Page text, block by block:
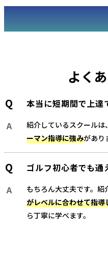
よく
本当に短期間で上達
紹介しているスクールは
ーマン指導に強みがあり
ゴルフ初心者でも通
もちろん大丈夫です。紹
がレベルに合わせて指導
ら丁寧に学べます。